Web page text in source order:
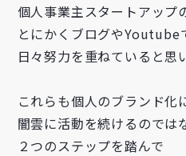
個人事業主スタートアップ
とにかくブログやYoutube
日々努力を重ねていると思
これらも個人のブランド化
闇雲に活動を続けるのでは
２つのステップを踏んで